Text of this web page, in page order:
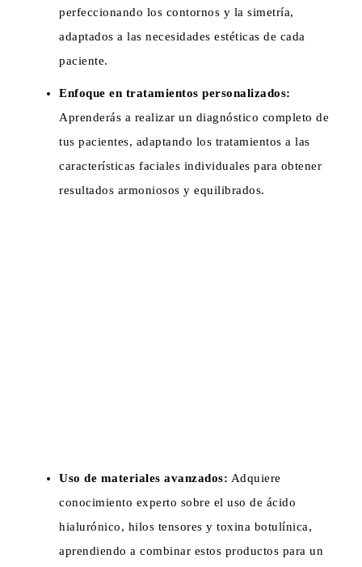
perfeccionando los contornos y la simetría,
adaptados a las necesidades estéticas de cada
paciente.
Enfoque en tratamientos personalizados:
Aprenderás a realizar un diagnóstico completo de
tus pacientes, adaptando los tratamientos a las
características faciales individuales para obtener
resultados armoniosos y equilibrados.
Uso de materiales avanzados: Adquiere
conocimiento experto sobre el uso de ácido
hialurónico, hilos tensores y toxina botulínica,
aprendiendo a combinar estos productos para un